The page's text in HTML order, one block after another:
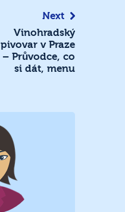
Next
Vinohradský
pivovar v Praze
– Průvodce, co
si dát, menu